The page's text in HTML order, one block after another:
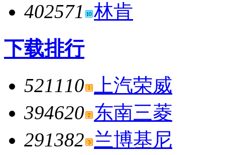
402571 林肯
下载排行
521110
上汽荣威
394620 东南三菱
291382 兰博基尼